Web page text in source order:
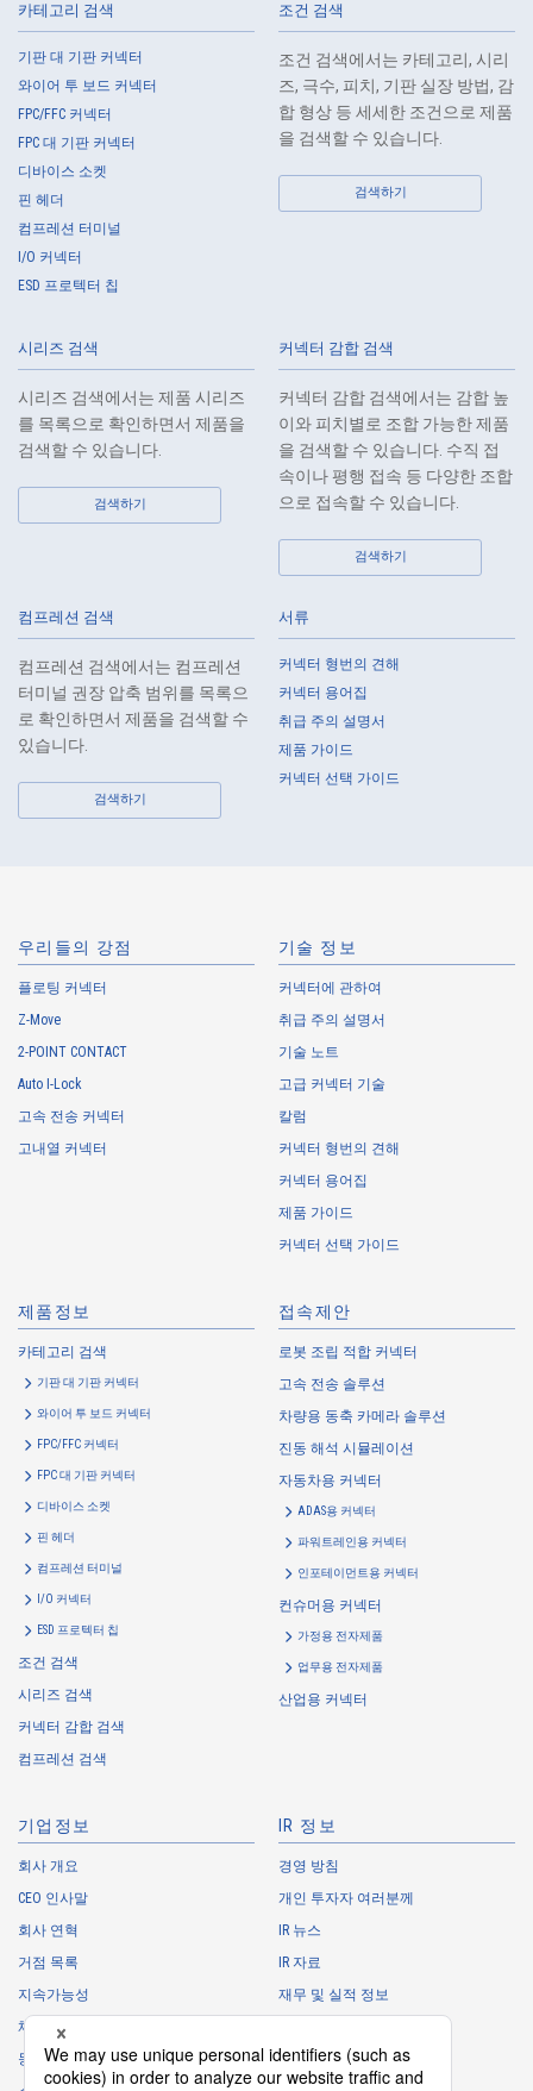
4.
The Company shall educate employees to understand the importance
of personal data and handle personal data appropriately. If employees
are required to handle the personal data of the Customers, etc., the
Company shall supervise such data as required and appropriate so as
to ensure the security control of the personal data of the Customers,
etc.
When the Company entrusts the handling of the personal data of the
Customers, etc., the Company shall supervise the handling of such
data as required and appropriate so as to ensure such data
appropriate security control of the personal data of the Customers, etc.
obtaining the prior consent of the individual.
Except as otherwise required by law, the Company shall properly fulfill
the verification and recording obligations stipulated by law when the
When preparing the anonymously processed information, the Company
shall comply with the standards prescribed by laws and regulations
and implement appropriate security control measures.
In the case of the leak of personal information or other such incidents,
the extent reasonable and take steps to prevent recurrence, based on
the principle that the Customers, etc. shall be protected first.
10. The Company will continuously review and regularly evaluate the
management systems and measures to protect personal data, and
strive to improve the management systems and measures.
About the Handling of Personal Information
mail address, workplace information (your company name, department
name, position, address, telephone (fax) number, etc.), gender, bank
account information, and access logs of the Customers, etc. from. The
Company shall not properly acquire personal information or acquire
The Company uses cookies and other tracking technologies (e.g.,
web beacons) to collect information about your access history and
usage status on this website, including identifiers such as IP
information of Customers’ member services held by the Company.
Cookie information that is associated with personal information will be
handled in accordance with the following and the Cookie Policy.
2. Purposes of Use of Personal Information
The purposes of use of personal information acquired by the Company
are as follows: The Company may change the following purposes of
use to the extent which is deemed relevant, and in the event of such a
change, the Company shall notify or publicly announce the changed
purposes of use to the relevant person of the Customers, etc.
Customer Information
・
To inform the Customers, etc. of The Company’s products
・
To provide campaigns and events for the Customers, etc.
・
To improve customer service, including market research, data
analysis, and the planning and development of products and
To control the data of the Customers, etc.
To manage the progress of transactions with the Customers
・
To conduct questionnaires to the Customers, etc.
・
To respond to the inquiries from the Customers, etc.
Personal information of other companies, organizations, government
agency clients and business partners
・
To respond to inquiries, business negotiations, meetings, etc.
necessary for business and communication
・
For the performance of contracts or management of business
・
For requesting cooperation in questionnaire surveys, etc.
・
To report and notify government agencies and industry
카테고리 검색
기판 대 기판 커넥터
와이어 투 보드 커넥터
FPC/FFC 커넥터
FPC 대 기판 커넥터
디바이스 소켓
핀 헤더
컴프레션 터미널
I/O 커넥터
ESD 프로텍터 칩
조건 검색
조건 검색에서는 카테고리, 시리
즈, 극수, 피치, 기판 실장 방법, 감
합 형상 등 세세한 조건으로 제품
을 검색할 수 있습니다.
검색하기
시리즈 검색
시리즈 검색에서는 제품 시리즈
를 목록으로 확인하면서 제품을
검색할 수 있습니다.
검색하기
커넥터 감합 검색
커넥터 감합 검색에서는 감합 높
이와 피치별로 조합 가능한 제품
을 검색할 수 있습니다. 수직 접
속이나 평행 접속 등 다양한 조합
으로 접속할 수 있습니다.
검색하기
컴프레션 검색
컴프레션 검색에서는 컴프레션
터미널 권장 압축 범위를 목록으
로 확인하면서 제품을 검색할 수
있습니다.
검색하기
서류
커넥터 형번의 견해
커넥터 용어집
취급 주의 설명서
제품 가이드
커넥터 선택 가이드
우리들의 강점
플로팅 커넥터
Z-Move
2-POINT CONTACT
Auto I-Lock
고속 전송 커넥터
고내열 커넥터
기술 정보
커넥터에 관하여
취급 주의 설명서
기술 노트
고급 커넥터 기술
칼럼
커넥터 형번의 견해
커넥터 용어집
제품 가이드
커넥터 선택 가이드
제품정보
카테고리 검색
기판 대 기판 커넥터
와이어 투 보드 커넥터
FPC/FFC 커넥터
FPC 대 기판 커넥터
디바이스 소켓
핀 헤더
컴프레션 터미널
I/O 커넥터
ESD 프로텍터 칩
조건 검색
시리즈 검색
커넥터 감합 검색
컴프레션 검색
접속제안
로봇 조립 적합 커넥터
고속 전송 솔루션
차량용 동축 카메라 솔루션
진동 해석 시뮬레이션
자동차용 커넥터
ADAS용 커넥터
파워트레인용 커넥터
인포테이먼트용 커넥터
컨슈머용 커넥터
가정용 전자제품
업무용 전자제품
산업용 커넥터
기업정보
회사 개요
CEO 인사말
회사 연혁
거점 목록
지속가능성
채용 정보
동아리
IR 정보
경영 방침
개인 투자자 여러분께
IR 뉴스
IR 자료
재무 및 실적 정보
IR 캘린더